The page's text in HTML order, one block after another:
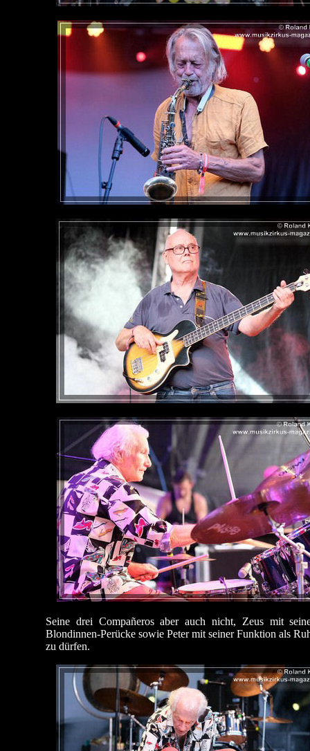
Seine drei Compañeros aber auch nicht, Zeus mit
Blondinnen-Perücke sowie Peter mit seiner Funktion als
zu dürfen.